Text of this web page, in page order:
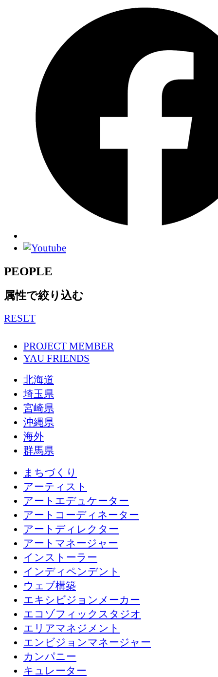
PEOPLE
属性で絞り込む
RESET
PROJECT MEMBER
YAU FRIENDS
北海道
埼玉県
宮崎県
沖縄県
海外
群馬県
まちづくり
アーティスト
アートエデュケーター
アートコーディネーター
アートディレクター
アートマネージャー
インストーラー
インディペンデント
ウェブ構築
エキシビジョンメーカー
エコゾフィックスタジオ
エリアマネジメント
エンビジョンマネージャー
カンパニー
キュレーター